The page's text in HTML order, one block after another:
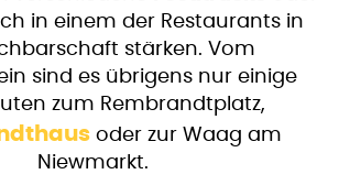
in einem der Restaurants in
stärken. Vom
sind es übrigens nur einige
zum Rembrandtplatz,
oder zur Waag am
Niewmarkt.